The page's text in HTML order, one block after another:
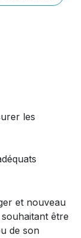
les
et nouveau
être
de son